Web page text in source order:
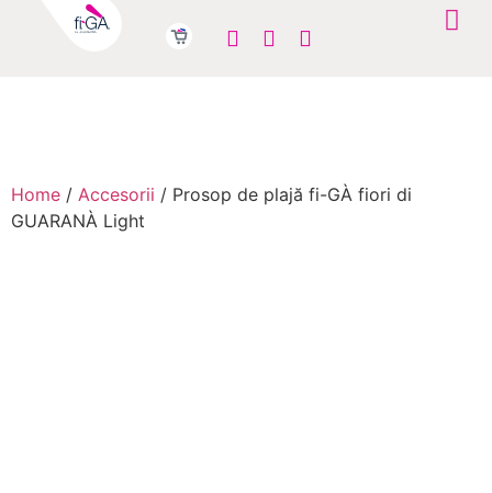
Home / Accesorii / Prosop de plajă fi-GÀ fiori di
GUARANÀ Light